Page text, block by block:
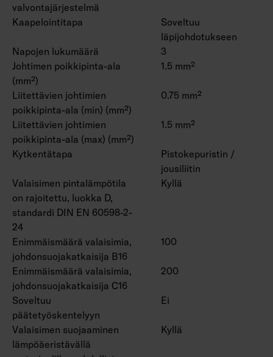
valvontajärjestelmä
Kaapelointitapa
Soveltuu
läpijohdotukseen
Napojen lukumäärä
3
Johtimen poikkipinta-ala
(mm²)
1.5 mm²
Liitettävien johtimien
poikkipinta-ala (min) (mm²)
0.75 mm²
Liitettävien johtimien
poikkipinta-ala (max) (mm²)
1.5 mm²
Kytkentätapa
Pistokepuristin /
jousiliitin
Valaisimen pintalämpötila
on rajoitettu, luokka D,
standardi DIN EN 60598-2-
24
Kyllä
Enimmäismäärä valaisimia,
johdonsuojakatkaisija B16
100
Enimmäismäärä valaisimia,
johdonsuojakatkaisija C16
200
Soveltuu
päätetyöskentelyyn
Ei
Valaisimen suojaaminen
lämpöäeristävällä
Kyllä